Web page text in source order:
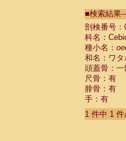
■検索結果
剖検番号：
科名：
種小名：
和名：ワタ
頭蓋骨：一
尺骨：有
腓骨：有
手：有
1 件中 1